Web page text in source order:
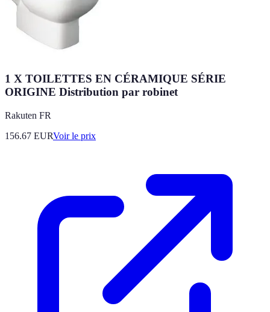
1 X TOILETTES EN CÉRAMIQUE SÉRIE
ORIGINE Distribution par robinet
Rakuten FR
156.67 EURVoir le prix